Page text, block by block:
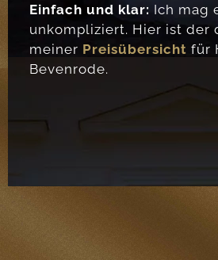
Einfach und klar: Ich mag
unkompliziert. Hier ist der
meiner Preisübersicht für
Bevenrode.